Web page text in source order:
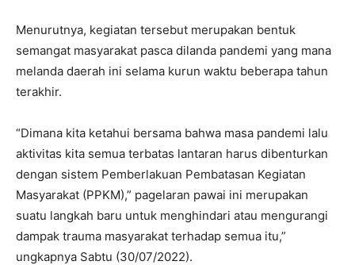
Menurutnya, kegiatan tersebut merupakan bentuk
semangat masyarakat pasca dilanda pandemi yang mana
melanda daerah ini selama kurun waktu beberapa tahun
terakhir.
“Dimana kita ketahui bersama bahwa masa pandemi lalu
aktivitas kita semua terbatas lantaran harus dibenturkan
dengan sistem Pemberlakuan Pembatasan Kegiatan
Masyarakat (PPKM),” pagelaran pawai ini merupakan
suatu langkah baru untuk menghindari atau mengurangi
dampak trauma masyarakat terhadap semua itu,”
ungkapnya Sabtu (30/07/2022).